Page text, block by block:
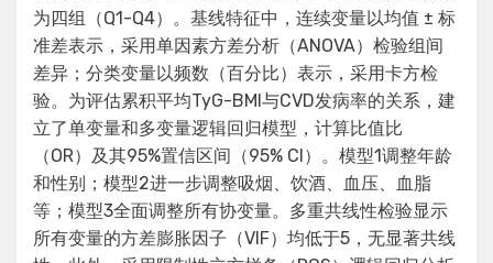
为四组（Q1-Q4）。基线特征中，连续变量以均值 ± 标
准差表示，采用单因素方差分析（ANOVA）检验组间
差异；分类变量以频数（百分比）表示，采用卡方检
验。为评估累积平均TyG-BMI与CVD发病率的关系，建
立了单变量和多变量逻辑回归模型，计算比值比
（OR）及其95%置信区间（95% CI）。模型1调整年龄
和性别；模型2进一步调整吸烟、饮酒、血压、血脂
等；模型3全面调整所有协变量。多重共线性检验显示
所有变量的方差膨胀因子（VIF）均低于5，无显著共线